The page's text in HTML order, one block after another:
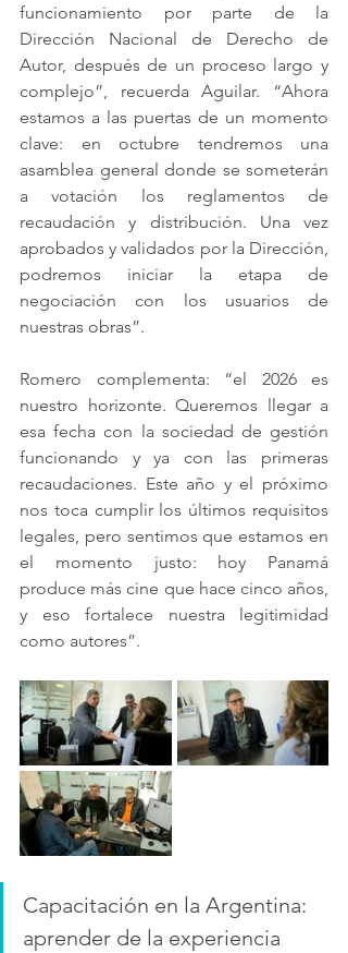
funcionamiento por parte de la
Dirección Nacional de Derecho de
Autor, después de un proceso largo y
complejo”, recuerda Aguilar. “Ahora
estamos a las puertas de un momento
clave: en octubre tendremos una
asamblea general donde se someterán
a votación los reglamentos de
recaudación y distribución. Una vez
aprobados y validados por la Dirección,
podremos iniciar la etapa de
negociación con los usuarios de
nuestras obras”.
Romero complementa: “el 2026 es
nuestro horizonte. Queremos llegar a
esa fecha con la sociedad de gestión
funcionando y ya con las primeras
recaudaciones. Este año y el próximo
nos toca cumplir los últimos requisitos
legales, pero sentimos que estamos en
el momento justo: hoy Panamá
produce más cine que hace cinco años,
y eso fortalece nuestra legitimidad
como autores”.
Capacitación en la Argentina:
aprender de la experiencia